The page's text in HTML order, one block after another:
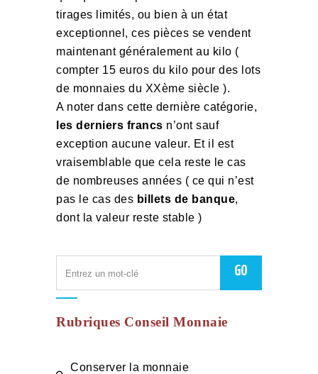
tirages limités, ou bien à un état
exceptionnel, ces pièces se vendent
maintenant généralement au kilo (
compter 15 euros du kilo pour des lots
de monnaies du XXème siècle ).
A noter dans cette dernière catégorie,
les derniers francs n’ont sauf
exception aucune valeur. Et il est
vraisemblable que cela reste le cas
de nombreuses années ( ce qui n’est
pas le cas des billets de banque,
dont la valeur reste stable )
Rubriques Conseil Monnaie
Conserver la monnaie